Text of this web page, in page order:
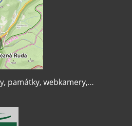
památky, webkamery,…